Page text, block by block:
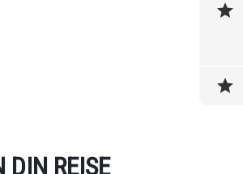
star
star